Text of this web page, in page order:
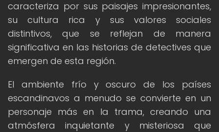
caracteriza por sus paisajes impresionantes,
su cultura rica y sus valores sociales
distintivos, que se reflejan de manera
significativa en las historias de detectives que
emergen de esta región.
El ambiente frío y oscuro de los países
escandinavos a menudo se convierte en un
personaje más en la trama, creando una
atmósfera inquietante y misteriosa que